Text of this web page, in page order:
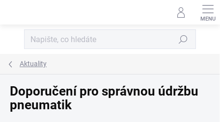
Hledat
Aktuality
Doporučení pro správnou údržbu
pneumatik